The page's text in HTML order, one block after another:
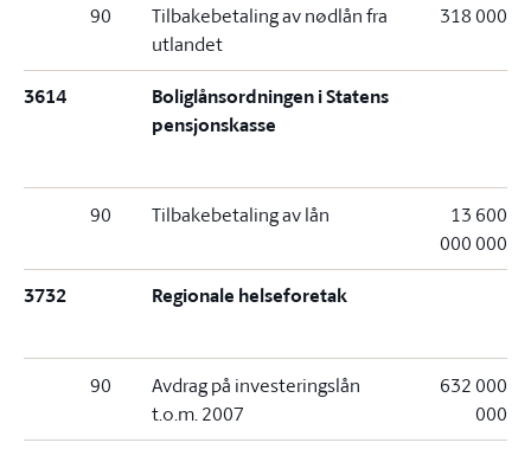
90
Tilbakebetaling av nødlån fra
utlandet
318 000
3614
Boliglånsordningen i Statens
pensjonskasse
90 Tilbakebetaling av lån
13 600
000 000
3732 Regionale helseforetak
90
Avdrag på investeringslån
t.o.m. 2007
632 000
000